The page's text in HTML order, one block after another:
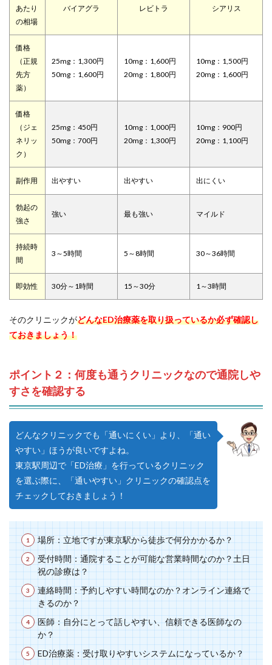
あたり
の相場
バイアグラ レビトラ シアリス
価格
（正規
先方
薬）
25mg：1,300円
50mg：1,600円
10mg：1,600円
20mg：1,800円
10mg：1,500円
20mg：1,600円
価格
（ジェ
ネリッ
ク）
25mg：450円
50mg：700円
10mg：1,000円
20mg：1,300円
10mg：900円
20mg：1,100円
副作用 出やすい 出やすい 出にくい
勃起の
強さ
強い 最も強い マイルド
持続時
間
3～5時間 5～8時間 30～36時間
即効性 30分～1時間 15～30分 1～3時間
そのクリニックがどんなED治療薬を取り扱っているか必ず確認し
ておきましょう！
ポイント２：何度も通うクリニックなので通院しや
すさを確認する
どんなクリニックでも「通いにくい」より、「通い
やすい」ほうが良いですよね。
東京駅周辺で「ED治療」を行っているクリニック
を選ぶ際に、「通いやすい」クリニックの確認点を
チェックしておきましょう！
場所：立地ですが東京駅から徒歩で何分かかるか？
受付時間：通院することが可能な営業時間なのか？土日
祝の診療は？
連絡時間：予約しやすい時間なのか？オンライン連絡で
きるのか？
医師：自分にとって話しやすい、信頼できる医師なの
か？
ED治療薬：受け取りやすいシステムになっているか？